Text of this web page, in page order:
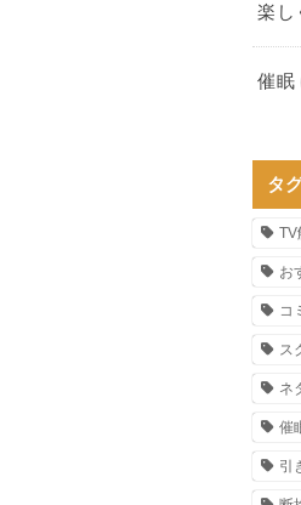
楽し
催眠
タ
TV
お
コ
ス
ネ
催
引